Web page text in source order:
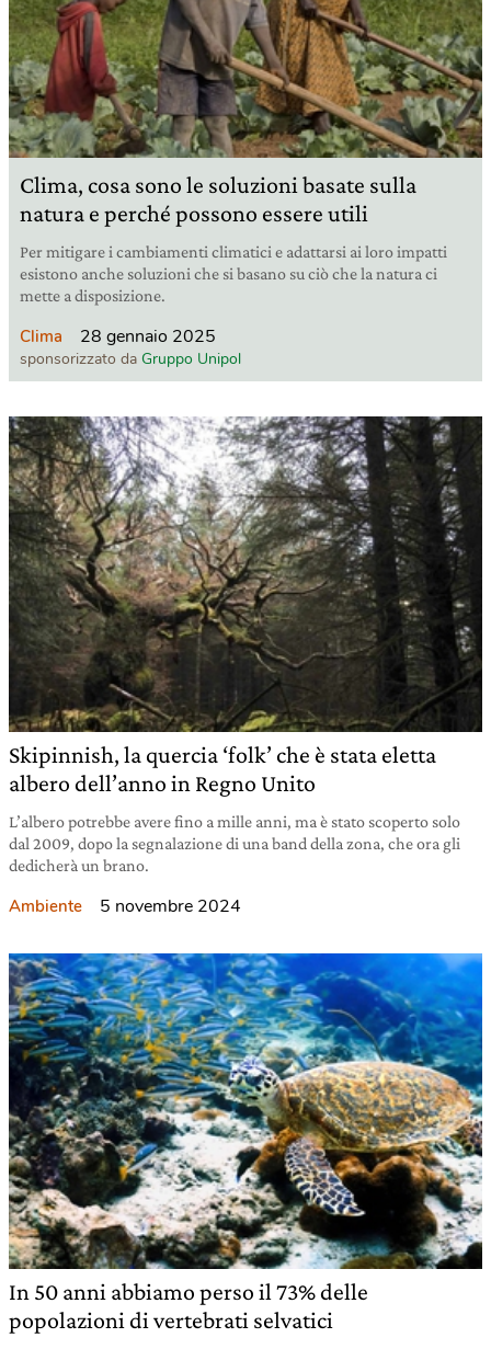
Clima, cosa sono le soluzioni basate sulla
natura e perché possono essere utili
Per mitigare i cambiamenti climatici e adattarsi ai loro impatti
esistono anche soluzioni che si basano su ciò che la natura ci
mette a disposizione.
Clima 28 gennaio 2025
sponsorizzato da Gruppo Unipol
Skipinnish, la quercia ‘folk’ che è stata eletta
albero dell’anno in Regno Unito
L’albero potrebbe avere fino a mille anni, ma è stato scoperto solo
dal 2009, dopo la segnalazione di una band della zona, che ora gli
dedicherà un brano.
Ambiente 5 novembre 2024
In 50 anni abbiamo perso il 73% delle
popolazioni di vertebrati selvatici